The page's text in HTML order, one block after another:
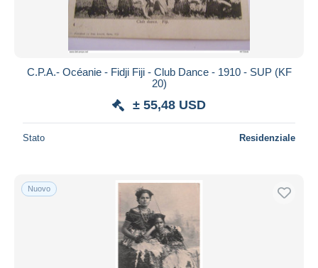
C.P.A.- Océanie - Fidji Fiji - Club Dance - 1910 - SUP (KF
20)
± 55,48 USD
Stato Residenziale
Nuovo